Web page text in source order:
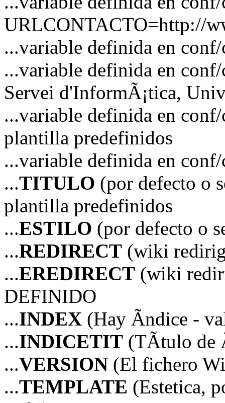
URLCONTACTO=http://
...variable definida en
...variable definida en
Servei d'InformÃ¡tica,
...variable definida en
plantilla predefinidos
...variable definida en
...TITULO (por defecto o
plantilla predefinidos
...ESTILO (por defecto o
...REDIRECT (wiki
...EREDIRECT (wiki
DEFINIDO
...INDEX (Hay Ã­ndice -
...INDICETIT (TÃ­tulo de
...VERSION (El fichero
...TEMPLATE (Estetica,